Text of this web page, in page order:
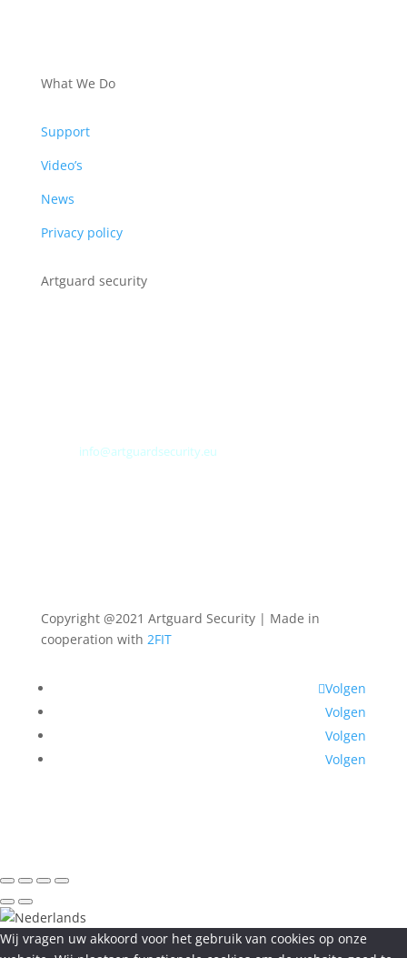
What We Do
Support
Video’s
News
Privacy policy
Artguard security
info@artguardsecurity.eu
Copyright @2021 Artguard Security | Made in
cooperation with 2FIT
Volgen
Volgen
Volgen
Volgen
Wij vragen uw akkoord voor het gebruik van cookies op onze